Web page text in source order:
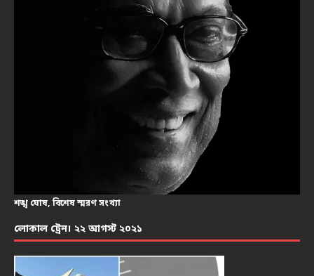
শঙ্খ ঘোষ, বিশেষ স্মরণ সংখ্যা
লোকাল ট্রেন। ২২ আগস্ট ২০২১